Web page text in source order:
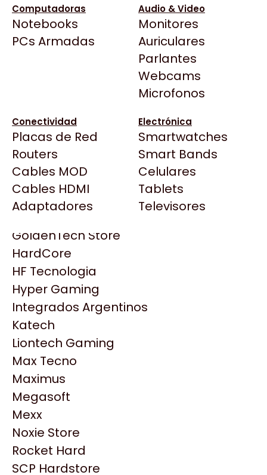
Computadoras
Notebooks
PCs Armadas
Audio & Video
Monitores
Auriculares
Parlantes
Webcams
Microfonos
Conectividad
Placas de Red
Routers
Cables MOD
Cables HDMI
Adaptadores
Electrónica
Smartwatches
Smart Bands
Celulares
Tablets
Televisores
BenQ
CX
Cooler Master
Deepcool
Dell
EVGA
Gamemax
Genesis
Genius
HP
HyperX
INNO3D
Intel
Kingston
Lenovo
Logitech
MSI
NVIDIA GeForce
NZXT
PNY
Palit
Philips
Todas las Tiendas
Click Gaming
Compufan Store
Dinobyte
Full H4rd
Gaming City
Gezatek
GoldenTech Store
HardCore
HF Tecnologia
Hyper Gaming
Integrados Argentinos
Katech
Liontech Gaming
Max Tecno
Maximus
Megasoft
Mexx
Noxie Store
Rocket Hard
SCP Hardstore
Ver producto en la página de Max Tecno
Productos
Similares
Explorá más productos similares